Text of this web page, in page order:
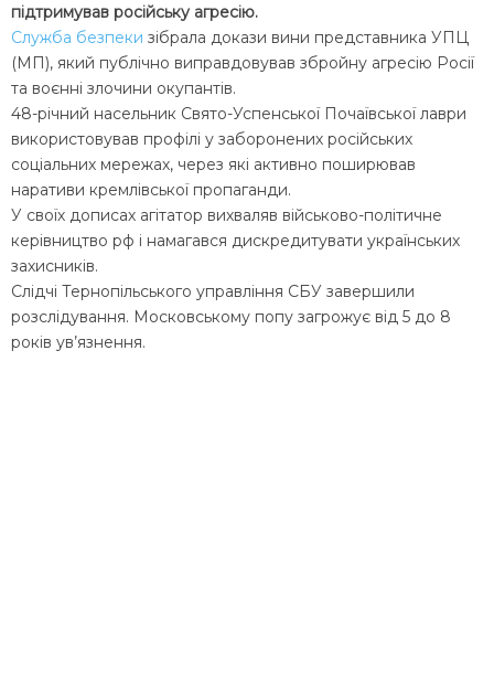
підтримував російську агресію.
Служба безпеки зібрала докази вини представника УПЦ
(МП), який публічно виправдовував збройну агресію Росії
та воєнні злочини окупантів.
48-річний насельник Свято-Успенської Почаївської лаври
використовував профілі у заборонених російських
соціальних мережах, через які активно поширював
наративи кремлівської пропаганди.
У своїх дописах агітатор вихваляв військово-політичне
керівництво рф і намагався дискредитувати українських
захисників.
Слідчі Тернопільського управління СБУ завершили
розслідування. Московському попу загрожує від 5 до 8
років ув’язнення.